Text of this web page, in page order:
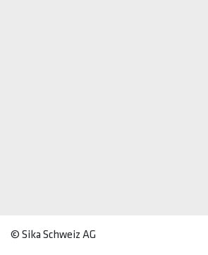
© Sika Schweiz AG